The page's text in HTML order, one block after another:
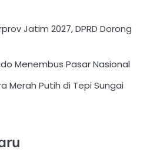
Jatim 2027, DPRD Dorong
Menembus Pasar Nasional
Merah Putih di Tepi Sungai